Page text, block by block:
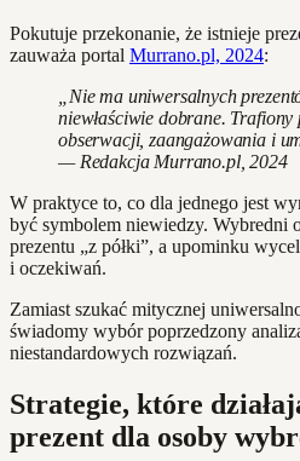
Pokutuje przekonanie, że istnieje
zauważa portal Murrano.pl, 2024:
„Nie ma uniwersalnych
niewłaściwie dobrane. Trafiony
obserwacji, zaangażowania i
— Redakcja Murrano.pl, 2024
W praktyce to, co dla jednego jest
być symbolem niewiedzy. Wybredni
prezentu „z półki”, a upominku
i oczekiwań.
Zamiast szukać mitycznej
świadomy wybór poprzedzony
niestandardowych rozwiązań.
Strategie, które
prezent dla osoby